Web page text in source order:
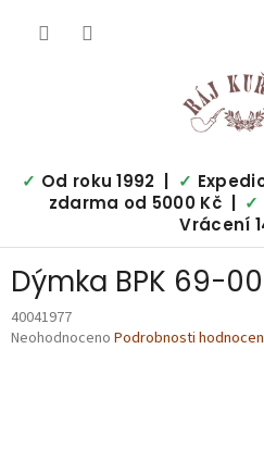
✓ Od roku 1992 | ✓
zdarma od 5000 Kč | ✓
Vrácení
Dýmka BPK 69-
40041977
Průměrné
Neohodnoceno Podrobnosti